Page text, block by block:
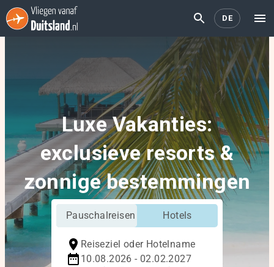
DE
Luxe Vakanties:
exclusieve resorts &
zonnige bestemmingen
Pauschalreisen Hotels
Reiseziel oder Hotelname
10.08.2026 - 02.02.2027